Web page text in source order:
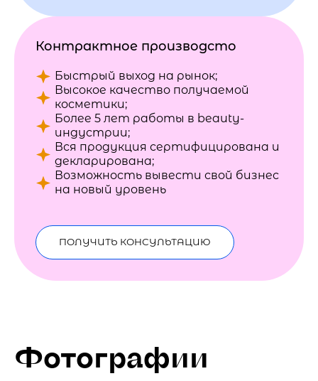
Контрактное производсто
Быстрый выход на рынок;
Высокое качество получаемой
косметики;
Более 5 лет работы в beauty-
индустрии;
Вся продукция сертифицирована и
декларирована;
Возможность вывести свой бизнес
на новый уровень
ПОЛУЧИТЬ КОНСУЛЬТАЦИЮ
Фотографии